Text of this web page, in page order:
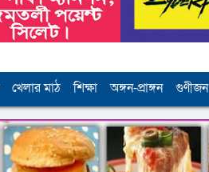
খেলার মাঠ শিক্ষা অঙ্গন-প্রাঙ্গন গুণীজন